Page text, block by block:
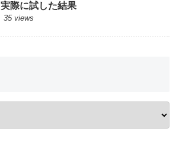
実際に試した結果
35 views